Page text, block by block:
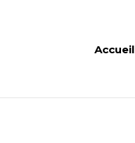
Accueil